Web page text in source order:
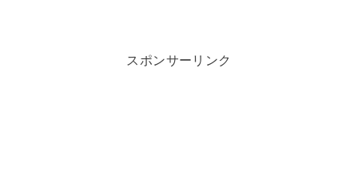
スポンサーリンク